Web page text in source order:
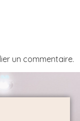
un commentaire.